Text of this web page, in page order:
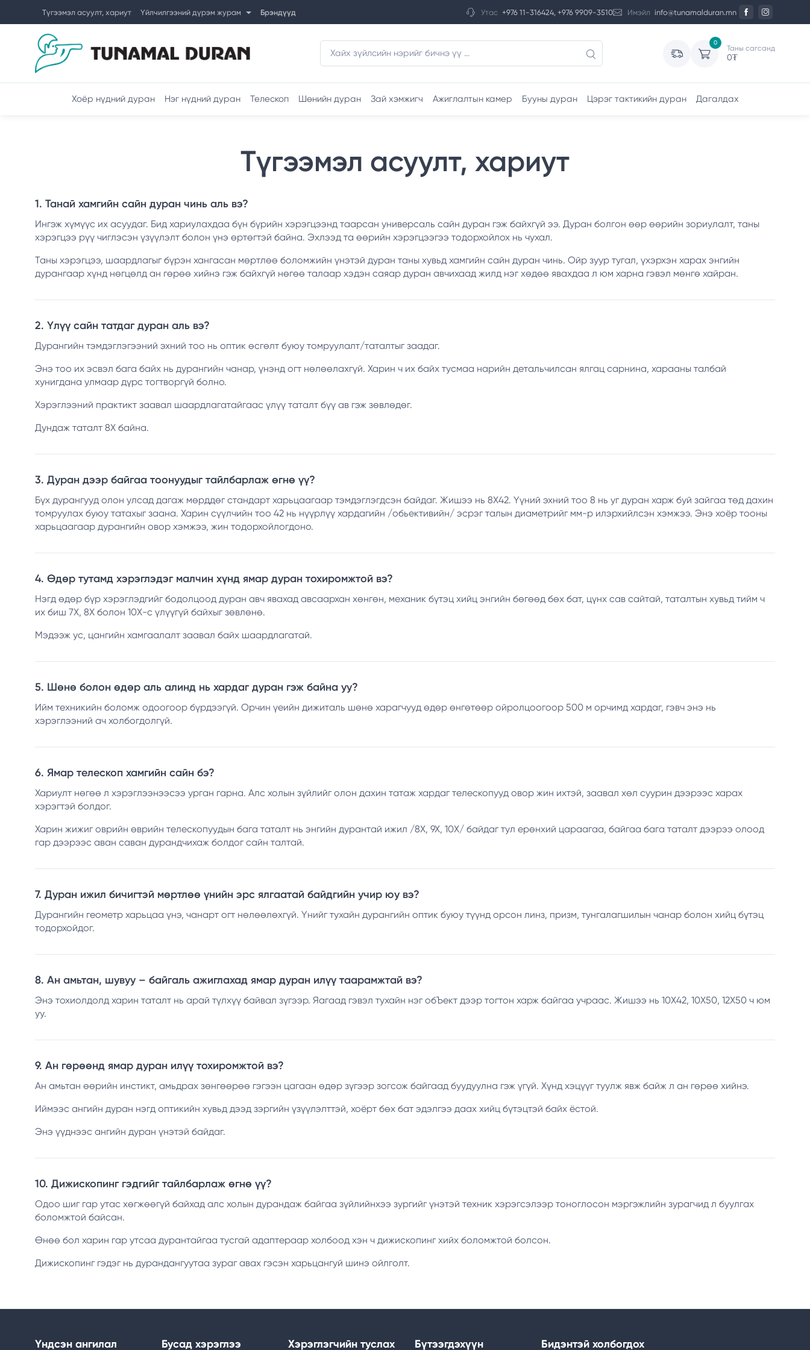
Утас +976 11-316424, +976 9909-3510 Имэйл info@tunamalduran.mn
Түгээмэл асуулт, хариут Үйлчилгээний дүрэм журам Брэндүүд
0
Таны сагсанд
0₮
Хоёр нүдний дуран Нэг нүдний дуран Телескоп Шөнийн дуран Зай хэмжигч Ажиглалтын камер Бууны дуран Цэрэг тактикийн дуран Дагалдах
Түгээмэл асуулт, хариут
1. Танай хамгийн сайн дуран чинь аль вэ?
Ингэж хүмүүс их асуудаг. Бид хариулахдаа бүн бүрийн хэрэгцээнд таарсан универсаль сайн дуран гэж байхгүй ээ. Дуран болгон өөр өөрийн зориулалт, таны
хэрэгцээ рүү чиглэсэн үзүүлэлт болон үнэ өртөгтэй байна. Эхлээд та өөрийн хэрэгцээгээ тодорхойлох нь чухал.
Таны хэрэгцээ, шаардлагыг бүрэн хангасан мөртлөө боломжийн үнэтэй дуран таны хувьд хамгийн сайн дуран чинь. Ойр зуур тугал, үхэрхэн харах энгийн
дурангаар хүнд нөгцөлд ан гөрөө хийнэ гэж байхгүй нөгөө талаар хэдэн саяар дуран авчихаад жилд нэг хөдөө явахдаа л юм харна гэвэл мөнгө хайран.
2. Үлүү сайн татдаг дуран аль вэ?
Дурангийн тэмдэглэгээний эхний тоо нь оптик өсгөлт буюу томруулалт/таталтыг заадаг.
Энэ тоо их эсвэл бага байх нь дурангийн чанар, үнэнд огт нөлөөлахгүй. Харин ч их байх тусмаа нарийн детальчилсан ялгац сарнина, харааны талбай
хунигдана улмаар дүрс тогтворгүй болно.
Хэрэглээний практикт заавал шаардлагатайгаас үлүү таталт бүү ав гэж зөвлөдөг.
Дундаж таталт 8Х байна.
3. Дуран дээр байгаа тоонуудыг тайлбарлаж өгнө үү?
Бүх дурангууд олон улсад дагаж мөрддөг стандарт харьцаагаар тэмдэглэгдсэн байдаг. Жишээ нь 8Х42. Үүний эхний тоо 8 нь уг дуран харж буй зайгаа төд дахин
томруулах буюу татахыг заана. Харин сүүлчийн тоо 42 нь нүүрлүү хардагийн /обьективийн/ эсрэг талын диаметрийг мм-р илэрхийлсэн хэмжээ. Энэ хоёр тооны
харьцаагаар дурангийн овор хэмжээ, жин тодорхойлогдоно.
4. Өдөр тутамд хэрэглэдэг малчин хүнд ямар дуран тохиромжтой вэ?
Нэгд өдөр бүр хэрэглэдгийг бодолцоод дуран авч явахад авсаархан хөнгөн, механик бүтэц хийц энгийн бөгөөд бөх бат, цүнх сав сайтай, таталтын хувьд тийм ч
их биш 7Х, 8Х болон 10Х-с үлүүгүй байхыг зөвлөнө.
Мэдээж ус, цангийн хамгаалалт заавал байх шаардлагатай.
5. Шөнө болон өдөр аль алинд нь хардаг дуран гэж байна уу?
Ийм техникийн боломж одоогоор бүрдээгүй. Орчин үеийн дижиталь шөнө харагчууд өдөр өнгөтөөр ойролцоогоор 500 м орчимд хардаг, гэвч энэ нь
хэрэглээний ач холбогдолгүй.
6. Ямар телескоп хамгийн сайн бэ?
Хариулт нөгөө л хэрэглээнээсээ урган гарна. Алс холын зүйлийг олон дахин татаж хардаг телескопууд овор жин ихтэй, заавал хөл суурин дээрээс харах
хэрэгтэй болдог.
Харин жижиг оврийн өврийн телескопуудын бага таталт нь энгийн дурантай ижил /8Х, 9Х, 10Х/ байдаг тул ерөнхий цараагаа, байгаа бага таталт дээрээ олоод
гар дээрээс аван саван дурандчихаж болдог сайн талтай.
7. Дуран ижил бичигтэй мөртлөө үнийн эрс ялгаатай байдгийн учир юу вэ?
Дурангийн геометр харьцаа үнэ, чанарт огт нөлөөлөхгүй. Үнийг тухайн дурангийн оптик буюу түүнд орсон линз, призм, тунгалагшилын чанар болон хийц бүтэц
тодорхойдог.
8. Ан амьтан, шувуу – байгаль ажиглахад ямар дуран илүү таарамжтай вэ?
Энэ тохиолдолд харин таталт нь арай түлхүү байвал зүгээр. Яагаад гэвэл тухайн нэг обЪект дээр тогтон харж байгаа учраас. Жишээ нь 10Х42, 10Х50, 12Х50 ч юм
уу.
9. Ан гөрөөнд ямар дуран илүү тохиромжтой вэ?
Ан амьтан өөрийн инстикт, амьдрах зөнгөөрөө гэгээн цагаан өдөр зүгээр зогсож байгаад буудуулна гэж үгүй. Хүнд хэцүүг туулж явж байж л ан гөрөө хийнэ.
Иймээс ангийн дуран нэгд оптикийн хувьд дээд зэргийн үзүүлэлттэй, хоёрт бөх бат эдэлгээ даах хийц бүтэцтэй байх ёстой.
Энэ үүднээс ангийн дуран үнэтэй байдаг.
10. Дижископинг гэдгийг тайлбарлаж өгнө үү?
Одоо шиг гар утас хөгжөөгүй байхад алс холын дурандаж байгаа зүйлийнхээ зургийг үнэтэй техник хэрэгсэлээр тоноглосон мэргэжлийн зурагчид л буулгах
боломжтой байсан.
Өнөө бол харин гар утсаа дурантайгаа тусгай адаптераар холбоод хэн ч дижископинг хийх боломжтой болсон.
Дижископинг гэдэг нь дурандангуутаа зураг авах гэсэн харьцангуй шинэ ойлголт.
Үндсэн ангилал Бусад хэрэглээ Хэрэглэгчийн туслах Бүтээгдэхүүн Бидэнтэй холбогдох